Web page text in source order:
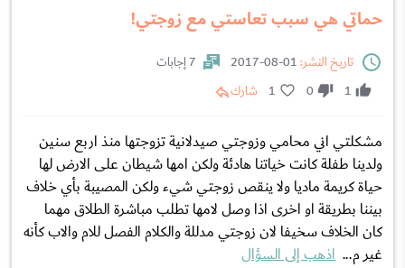
حماتي هي سبب تعاستي مع زوجتي!
تاريخ النشر:
7 إجابات
1
0
1 شارك
مشكلتي اني محامي وزوجتي صيدلانية تزوجتها منذ اربع سنين
ولدينا طفلة كانت خياتنا هادئة ولكن امها شيطان على الارض لها
حياة كريمة ماديا ولا ينقص زوجتي شيء ولكن المصيبة بأي خلاف
بيننا بطريقة او اخرى اذا وصل لامها تطلب مباشرة الطلاق مهما
كان الخلاف سخيفا لان زوجتي مدللة والكلام الفصل للام والاب كأنه
غير م... اذهب إلى السؤال